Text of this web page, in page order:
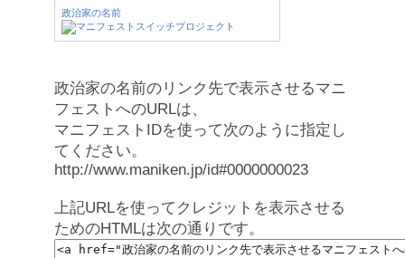
政治家の名前
政治家の名前のリンク先で表示させるマニ
フェストへのURLは、
マニフェストIDを使って次のように指定し
てください。
http://www.maniken.jp/id#0000000023
上記URLを使ってクレジットを表示させる
ためのHTMLは次の通りです。